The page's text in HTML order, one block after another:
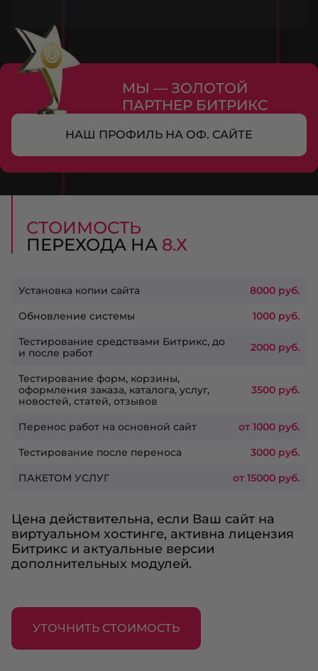
МЫ — ЗОЛОТОЙ
ПАРТНЕР БИТРИКС
НАШ ПРОФИЛЬ НА ОФ. САЙТЕ
СТОИМОСТЬ
ПЕРЕХОДА НА 8.Х
Установка копии сайта
8000 руб.
Обновление системы
1000 руб.
Тестирование средствами Битрикс, до
и после работ
2000 руб.
Тестирование форм, корзины,
оформления заказа, каталога, услуг,
новостей, статей, отзывов
3500 руб.
Перенос работ на основной сайт
от 1000 руб.
Тестирование после переноса
3000 руб.
ПАКЕТОМ УСЛУГ
от 15000 руб.
Цена действительна, если Ваш сайт на
виртуальном хостинге, активна лицензия
Битрикс и актуальные версии
дополнительных модулей.
УТОЧНИТЬ СТОИМОСТЬ